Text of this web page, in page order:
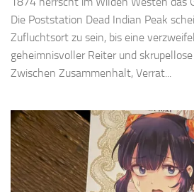
Die Poststation Dead Indian Peak
Zufluchtsort zu sein, bis eine
geheimnisvoller Reiter und
Zwischen Zusammenhalt, Verrat...